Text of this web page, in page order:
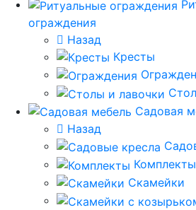
ограждения
Назад
Кресты
Садовая
Назад
Комплекты
Скамейки